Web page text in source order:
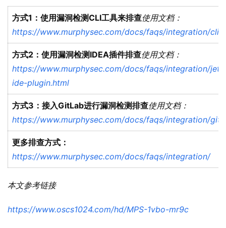
方式1：使用漏洞检测CLI工具来排查使用文档：
https://www.murphysec.com/docs/faqs/integration/
方式2：使用漏洞检测IDEA插件排查使用文档：
https://www.murphysec.com/docs/faqs/integration/
ide-plugin.html
方式3：接入GitLab进行漏洞检测排查使用文档：
https://www.murphysec.com/docs/faqs/integration/
更多排查方式：
https://www.murphysec.com/docs/faqs/integration/
本文参考链接
https://www.oscs1024.com/hd/MPS-1vbo-mr9c